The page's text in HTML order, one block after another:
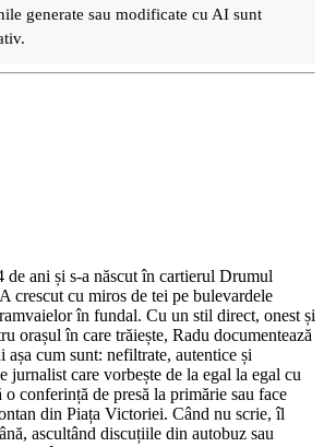
generate sau modificate cu AI sunt
de ani și s-a născut în cartierul Drumul
crescut cu miros de tei pe bulevardele
în fundal. Cu un stil direct, onest și
orașul în care trăiește, Radu documentează
cum sunt: nefiltrate, autentice și
jurnalist care vorbește de la egal la egal cu
conferință de presă la primărie sau face
din Piața Victoriei. Când nu scrie, îl
ascultând discuțiile din autobuz sau